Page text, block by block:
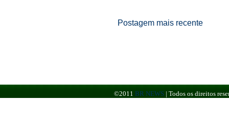
Postagem mais recente
©2011 BR NEWS | Todos os direitos